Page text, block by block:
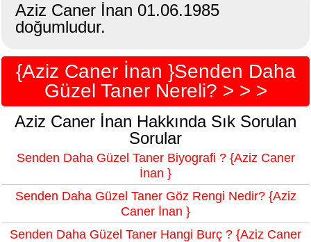
Aziz Caner İnan 01.06.1985
doğumludur.
{Aziz Caner İnan }Senden Daha
Güzel Taner Nereli? > > >
Aziz Caner İnan Hakkında Sık Sorulan
Sorular
Senden Daha Güzel Taner Biyografi ? {Aziz Caner
İnan }
Senden Daha Güzel Taner Göz Rengi Nedir? {Aziz
Caner İnan }
Senden Daha Güzel Taner Hangi Burç ? {Aziz Caner